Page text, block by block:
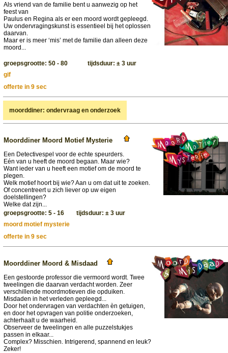
Als vriend van de familie bent u aanwezig op het
feest van
Paulus en Regina als er een moord wordt gepleegd.
Uw ondervragingskunst is essentieel bij het oplossen
daarvan.
Maar er is meer ‘mis’ met de familie dan alleen deze
moord...
groepsgrootte: 50 - 80 tijdsduur: ± 3 uur
gif
offerte in 9 sec
moorddiner: ondervraag en onderzoek
Moorddiner Moord Motief Mysterie
Een Detectivespel voor de echte speurders.
Eén van u heeft de moord begaan. Maar wie?
Want ieder van u heeft een motief om de moord te
plegen.
Welk motief hoort bij wie? Aan u om dat uit te zoeken.
Of concentreert u zich liever op uw eigen
doelstellingen?
Welke dat zijn...
groepsgrootte: 5 - 16 tijdsduur: ± 3 uur
moord motief mysterie
offerte in 9 sec
Moorddiner Moord & Misdaad
Een gestoorde professor die vermoord wordt. Twee
tweelingen die daarvan verdacht worden. Zeer
verschillende moordmotieven die opduiken.
Misdaden in het verleden gepleegd...
Door het ondervragen van verdachten èn getuigen,
en door het opvragen van politie onderzoeken,
achterhaalt u de waarheid.
Observeer de tweelingen en alle puzzelstukjes
passen in elkaar...
Complex? Misschien. Intrigerend, spannend en leuk?
Zeker!